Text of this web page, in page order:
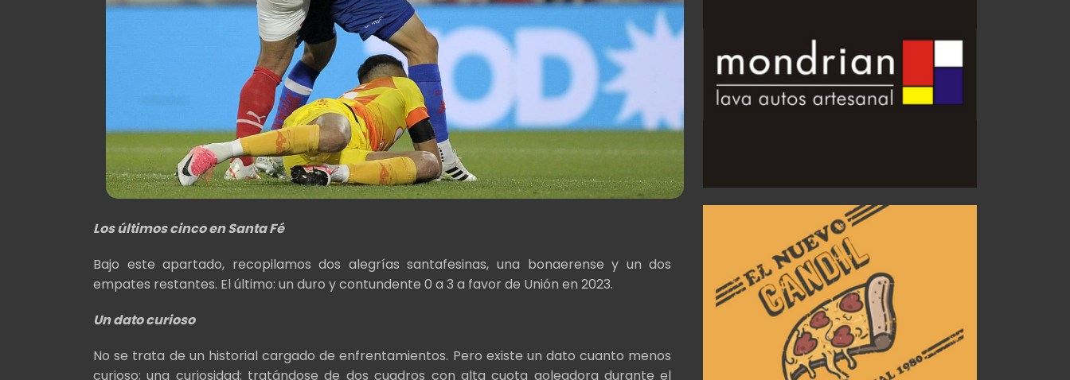
Los últimos cinco en Santa Fé
Bajo este apartado, recopilamos dos alegrías santafesinas, una bonaerense y un dos
empates restantes. El último: un duro y contundente 0 a 3 a favor de Unión en 2023.
Un dato curioso
No se trata de un historial cargado de enfrentamientos. Pero existe un dato cuanto menos
curioso; una curiosidad: tratándose de dos cuadros con alta cuota goleadora durante el